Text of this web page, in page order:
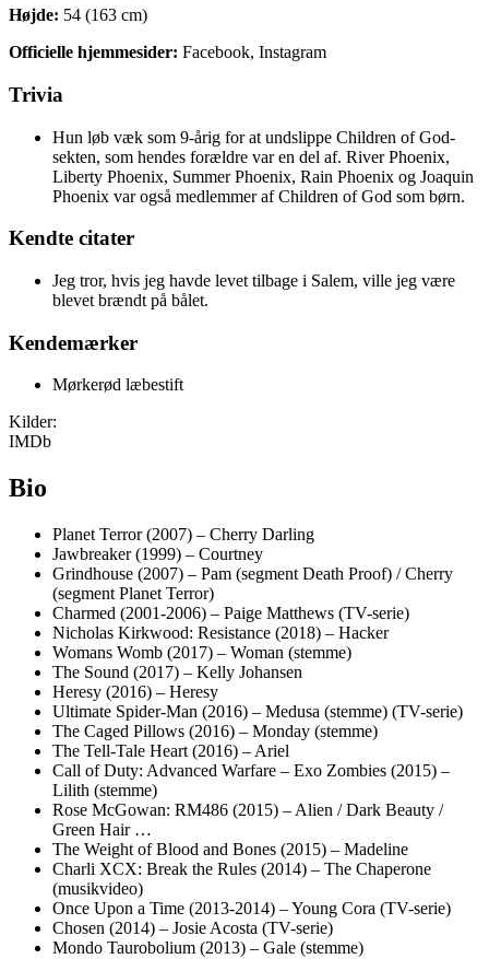
Højde: 54 (163 cm)
Officielle hjemmesider: Facebook, Instagram
Trivia
Hun løb væk som 9-årig for at undslippe Children of God-
sekten, som hendes forældre var en del af. River Phoenix,
Liberty Phoenix, Summer Phoenix, Rain Phoenix og Joaquin
Phoenix var også medlemmer af Children of God som børn.
Kendte citater
Jeg tror, hvis jeg havde levet tilbage i Salem, ville jeg være
blevet brændt på bålet.
Kendemærker
Mørkerød læbestift
Kilder:
IMDb
Bio
Planet Terror (2007) – Cherry Darling
Jawbreaker (1999) – Courtney
Grindhouse (2007) – Pam (segment Death Proof) / Cherry
(segment Planet Terror)
Charmed (2001-2006) – Paige Matthews (TV-serie)
Nicholas Kirkwood: Resistance (2018) – Hacker
Womans Womb (2017) – Woman (stemme)
The Sound (2017) – Kelly Johansen
Heresy (2016) – Heresy
Ultimate Spider-Man (2016) – Medusa (stemme) (TV-serie)
The Caged Pillows (2016) – Monday (stemme)
The Tell-Tale Heart (2016) – Ariel
Call of Duty: Advanced Warfare – Exo Zombies (2015) –
Lilith (stemme)
Rose McGowan: RM486 (2015) – Alien / Dark Beauty /
Green Hair …
The Weight of Blood and Bones (2015) – Madeline
Charli XCX: Break the Rules (2014) – The Chaperone
(musikvideo)
Once Upon a Time (2013-2014) – Young Cora (TV-serie)
Chosen (2014) – Josie Acosta (TV-serie)
Mondo Taurobolium (2013) – Gale (stemme)